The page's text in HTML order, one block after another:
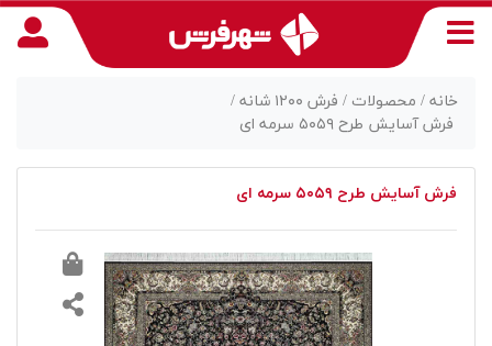
خانه / محصولات / فرش ۱۲۰۰ شانه /
فرش آسایش طرح ۵۰۵۹ سرمه ای
فرش آسایش طرح ۵۰۵۹ سرمه ای